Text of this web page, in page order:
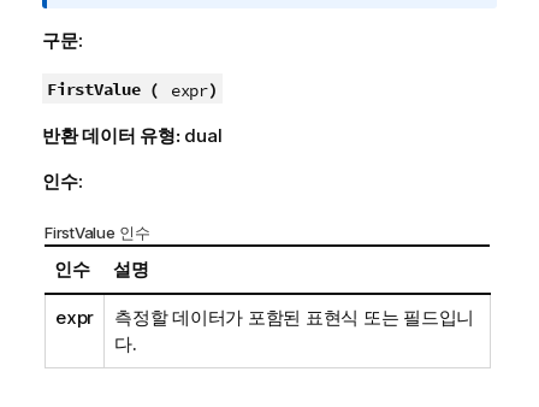
구문:
FirstValue ( expr)
반환 데이터 유형: dual
인수:
FirstValue 인수
인수 설명
expr
측정할 데이터가 포함된 표현식 또는 필드입니
다.